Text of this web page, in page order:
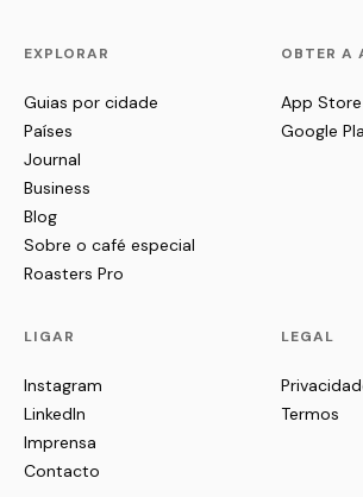
EXPLORAR
Guias por cidade
Países
Journal
Business
Blog
Sobre o café especial
Roasters Pro
OBTER A
App Store
Google
LIGAR
Instagram
LinkedIn
Imprensa
Contacto
LEGAL
Termos